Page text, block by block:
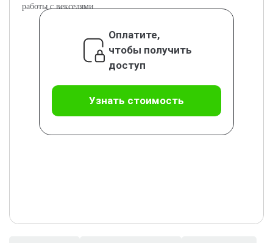
работы с векселями.
Оплатите,
чтобы получить
доступ
Узнать стоимость